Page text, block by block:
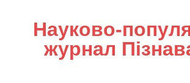
Науково-
журнал